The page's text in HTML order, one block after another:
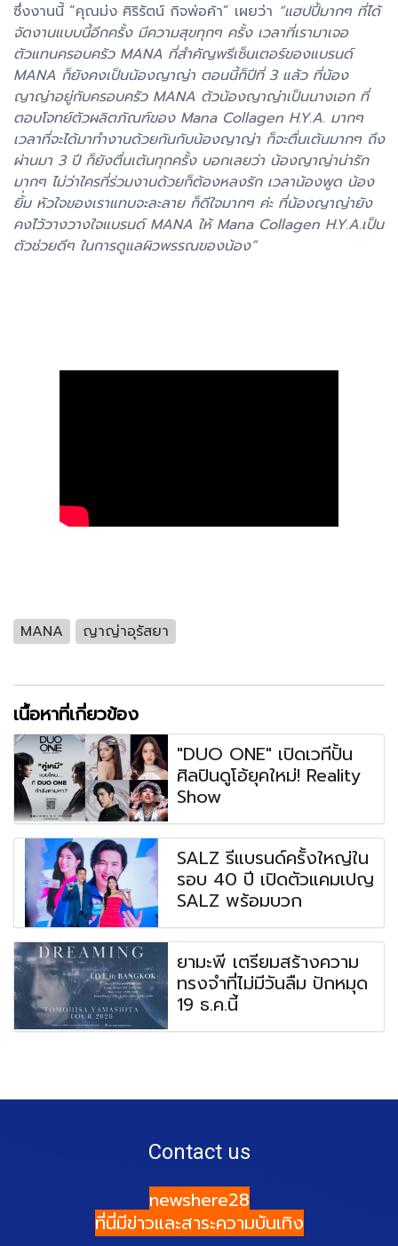
ซึ่งงานนี้ “คุณม่ง ศิริรัตน์ กิจพ่อค้า” เผยว่า “แฮปปี้มากๆ ที่ได้
จัดงานแบบนี้อีกครั้ง มีความสุขทุกๆ ครั้ง เวลาที่เรามาเจอ
ตัวแทนครอบครัว MANA ที่สำคัญพรีเซ็นเตอร์ของแบรนด์
MANA ก็ยังคงเป็นน้องญาญ่า ตอนนี้ก็ปีที่ 3 แล้ว ที่น้อง
ญาญ่าอยู่กับครอบครัว MANA ตัวน้องญาญ่าเป็นนางเอก ที่
ตอบโจทย์ตัวผลิตภัณฑ์ของ Mana Collagen H.Y.A. มากๆ
เวลาที่จะได้มาทำงานด้วยกันกับน้องญาญ่า ก็จะตื่นเต้นมากๆ ถึง
ผ่านมา 3 ปี ก็ยังตื่นเต้นทุกครั้ง บอกเลยว่า น้องญาญ่าน่ารัก
มากๆ ไม่ว่าใครที่ร่วมงานด้วยก็ต้องหลงรัก เวลาน้องพูด น้อง
ยิ้่ม หัวใจของเราแทบจะละลาย ก็ดีใจมากๆ ค่ะ ที่น้องญาญ่ายัง
คงไว้วางวางใจแบรนด์ MANA ให้ Mana Collagen H.Y.A.เป็น
ตัวช่วยดีๆ ในการดูแลผิวพรรณของน้อง”
MANA ญาญ่าอุรัสยา
เนื้อหาที่เกี่ยวข้อง
"DUO ONE" เปิดเวทีปั้น
ศิลปินดูโอ้ยุคใหม่! Reality
Show
SALZ รีแบรนด์ครั้งใหญ่ใน
รอบ 40 ปี เปิดตัวแคมเปญ
SALZ พร้อมบวก
ยามะพี เตรียมสร้างความ
ทรงจำที่ไม่มีวันลืม ปักหมุด
19 ธ.ค.นี้
Contact us
newshere28
ที่นี่มีข่าวและสาระความบันเทิง